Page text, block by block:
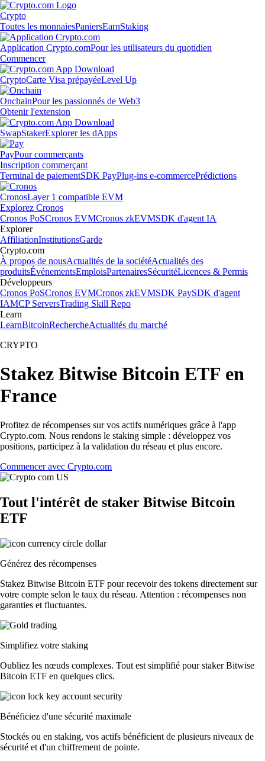
Crypto
Toutes les monnaiesPaniersEarnStaking
Application Crypto.comPour les utilisateurs du quotidien
Commencer
CryptoCarte Visa prépayéeLevel Up
OnchainPour les passionnés de Web3
Obtenir l'extension
SwapStakerExplorer les dApps
PayPour commerçants
Inscription commerçant
Terminal de paiementSDK PayPlug-ins e-commercePrédictions
CronosLayer 1 compatible EVM
Explorez Cronos
Cronos PoSCronos EVMCronos zkEVMSDK d'agent IA
Explorer
AffiliationInstitutionsGarde
Crypto.com
À propos de nousActualités de la sociétéActualités des
produitsÉvénementsEmploisPartenairesSécuritéLicences & Permis
Développeurs
Cronos PoSCronos EVMCronos zkEVMSDK PaySDK d'agent
IAMCP ServersTrading Skill Repo
Learn
LearnBitcoinRechercheActualités du marché
CRYPTO
Stakez Bitwise Bitcoin ETF en
France
Profitez de récompenses sur vos actifs numériques grâce à l'app
Crypto.com. Nous rendons le staking simple : développez vos
positions, participez à la validation du réseau et plus encore.
Commencer avec Crypto.com
Tout l'intérêt de staker Bitwise Bitcoin
ETF
Générez des récompenses
Stakez Bitwise Bitcoin ETF pour recevoir des tokens directement sur
votre compte selon le taux du réseau. Attention : récompenses non
garanties et fluctuantes.
Simplifiez votre staking
Oubliez les nœuds complexes. Tout est simplifié pour staker Bitwise
Bitcoin ETF en quelques clics.
Bénéficiez d'une sécurité maximale
Stockés ou en staking, vos actifs bénéficient de plusieurs niveaux de
sécurité et d'un chiffrement de pointe.